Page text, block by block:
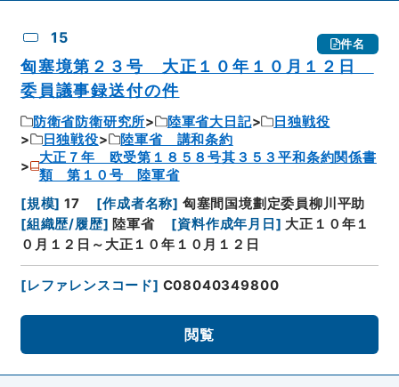
15 件名
匈塞境第２３号 大正１０年１０月１２日
委員議事録送付の件
防衛省防衛研究所 陸軍省大日記
日独戦役
日独戦役
陸軍省 講和条約
大正７年 欧受第１８５８号其３５３平和条約関係書
類 第１０号 陸軍省
[規模] 17 [作成者名称] 匈塞間国境劃定委員柳川平助
[組織歴/履歴] 陸軍省 [資料作成年月日 ] 大正１０年１
０月１２日～大正１０年１０月１２日
[レファレンスコード] C08040349800
閲覧